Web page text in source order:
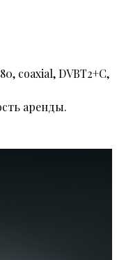
coaxial, DVBT2+C,
аренды.